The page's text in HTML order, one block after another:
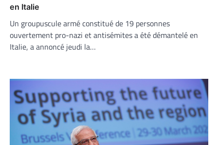
en Italie
Un groupuscule armé constitué de 19 personnes
ouvertement pro-nazi et antisémites a été démantelé en
Italie, a annoncé jeudi la…